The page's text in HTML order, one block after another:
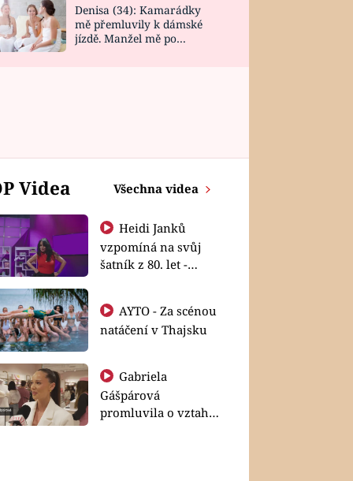
Denisa (34): Kamarádky
mě přemluvily k dámské
jízdě. Manžel mě po
Videa Všechna videa
Heidi Janků
vzpomíná na svůj
šatník z 80. let -
natáčení v Thajsku
Gabriela
Gášpárová
promluvila o vztahu